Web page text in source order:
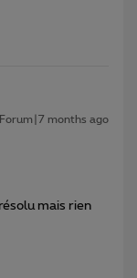
months ago
mais rien